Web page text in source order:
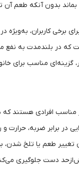
بدون آنکه طعم آن
کاربران، به‌ویژه
که در بلندمدت به
افرادی هستند که
در برابر ضربه،
طعم یا تلخ شدن،
دست جلوگیری